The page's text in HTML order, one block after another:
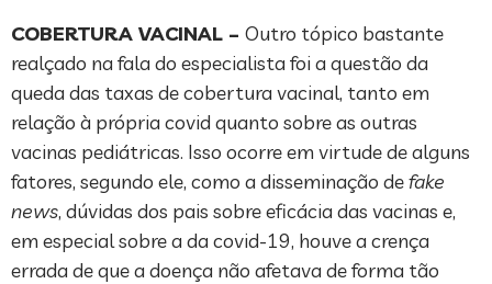
COBERTURA VACINAL – Outro tópico bastante
realçado na fala do especialista foi a questão da
queda das taxas de cobertura vacinal, tanto em
relação à própria covid quanto sobre as outras
vacinas pediátricas. Isso ocorre em virtude de alguns
fatores, segundo ele, como a disseminação defake
news, dúvidas dos pais sobre eficácia das vacinas e,
em especial sobre a da covid-19, houve a crença
errada de que a doença não afetava de forma tão